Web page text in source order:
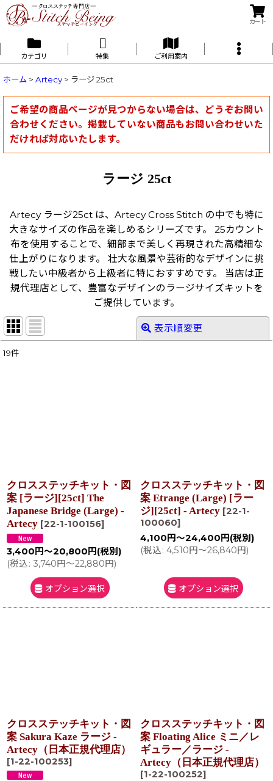
カート
カテゴリ 特集 ご利用案内
ホーム > Artecy > ラージ 25ct
ご希望の商品ページが見つからない場合は、どうぞお問い
合わせください。掲載していない商品もお問い合わせいた
だければ対応いたします。
ラージ 25ct
Artecy ラージ25ct は、Artecy Cross Stitch の中でも特に
大きなサイズの作品を楽しめるシリーズです。 25カウント
布を使用することで、細部まで美しく再現された高精細な
仕上がりになります。 壮大な風景や芸術的なデザインに挑
戦したい中級者から上級者に特におすすめです。 当店は正
規代理店として、豊富なデザインのラージサイズキットを
ご提供しています。
表示順変更
19件
クロスステッチキット・図
案 [ラージ][25ct] The
Japanese Bridge (Large) -
Artecy [22-1-100156]
3,400 円～20,800 円 (税別)
(税込: 3,740円～22,880円)
オプション選択
クロスステッチキット・図
案 Etrange (Large) [ラー
ジ][25ct] - Artecy [22-1-
100060]
4,100 円～24,400 円 (税別)
(税込: 4,510円～26,840円)
オプション選択
クロスステッチキット・図
案 Sakura Kaze ラージ -
Artecy（日本正規代理店）
[1-22-100253]
クロスステッチキット・図
案 Floating Alice ミニ／レ
ギュラー／ラージ -
Artecy（日本正規代理店）
[1-22-100252]